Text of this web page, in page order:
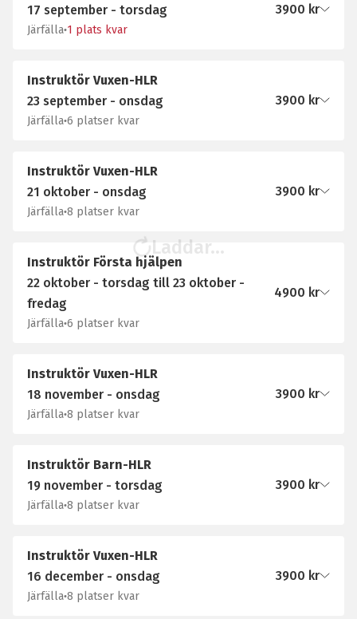
17 september - torsdag
Järfälla 1 plats kvar
3900 kr
Instruktör Vuxen-HLR
23 september - onsdag
Järfälla 6 platser kvar
3900 kr
Instruktör Vuxen-HLR
21 oktober - onsdag
Järfälla 8 platser kvar
3900 kr
Instruktör Första hjälpen
22 oktober - torsdag till 23 oktober -
fredag
Järfälla 6 platser kvar
4900 kr
Instruktör Vuxen-HLR
18 november - onsdag
Järfälla 8 platser kvar
3900 kr
Instruktör Barn-HLR
19 november - torsdag
Järfälla 8 platser kvar
3900 kr
Instruktör Vuxen-HLR
16 december - onsdag
Järfälla 8 platser kvar
3900 kr